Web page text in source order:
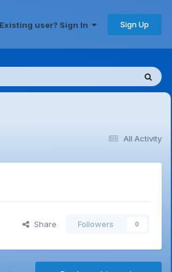
Existing user? Sign In Sign Up
All Activity
Share Followers 0